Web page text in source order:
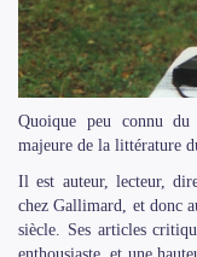
Quoique peu connu
majeure de la littérature
Il est auteur, lecteur,
chez Gallimard, et donc
siècle. Ses articles